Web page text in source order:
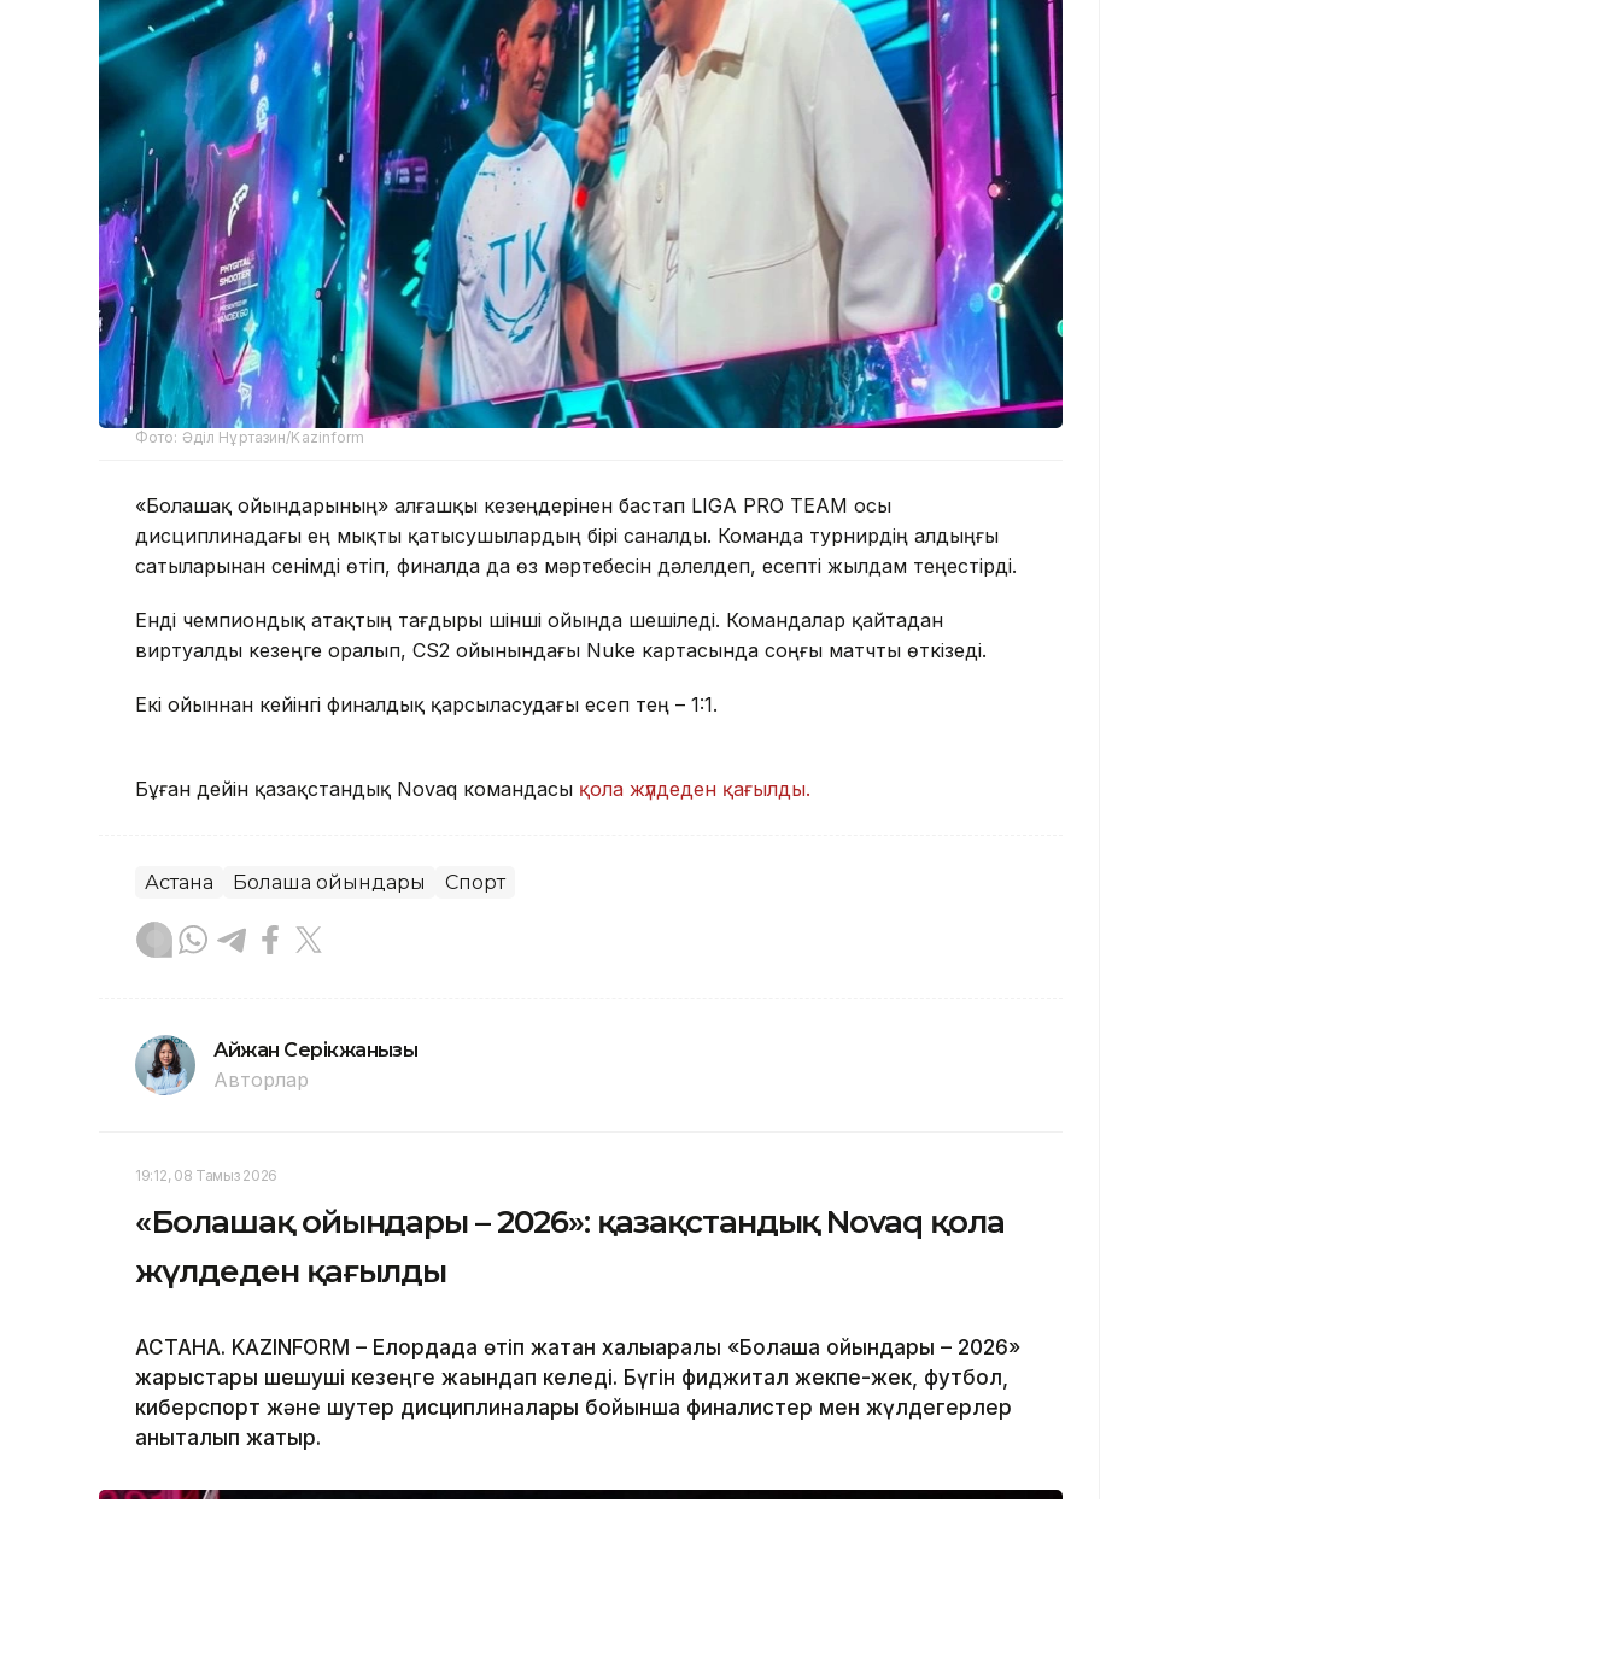
Фото: Әділ Нұртазин/Kazinform
«Болашақ ойындарының» алғашқы кезеңдерінен бастап LIGA PRO TEAM осы
дисциплинадағы ең мықты қатысушылардың бірі саналды. Команда турнирдің алдыңғы
сатыларынан сенімді өтіп, финалда да өз мәртебесін дәлелдеп, есепті жылдам теңестірді.
Енді чемпиондық атақтың тағдыры үшінші ойында шешіледі. Командалар қайтадан
виртуалды кезеңге оралып, CS2 ойынындағы Nuke картасында соңғы матчты өткізеді.
Екі ойыннан кейінгі финалдық қарсыласудағы есеп тең – 1:1.
Бұған дейін қазақстандық Novaq командасы қола жүлдеден қағылды.
Астана Болашақ ойындары Спорт
Айжан Серікжанқызы
Авторлар
19:12, 08 Тамыз 2026
«Болашақ ойындары – 2026»: қазақстандық Novaq қола
жүлдеден қағылды
АСТАНА. KAZINFORM – Елордада өтіп жатқан халықаралық «Болашақ ойындары – 2026»
жарыстары шешуші кезеңге жақындап келеді. Бүгін фиджитал жекпе-жек, футбол,
киберспорт және шутер дисциплиналары бойынша финалистер мен жүлдегерлер
анықталып жатыр.